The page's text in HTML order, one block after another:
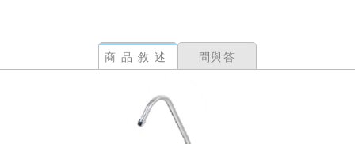
商品敘述 問與答